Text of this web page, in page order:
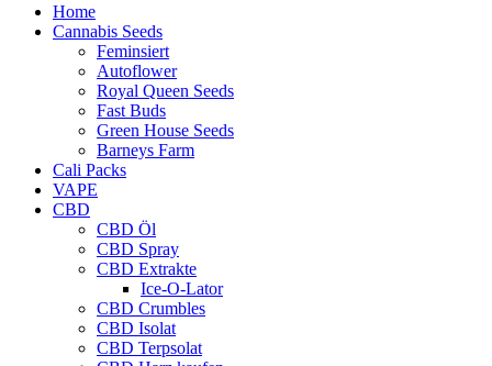
Home
Cannabis Seeds
Feminsiert
Autoflower
Royal Queen Seeds
Fast Buds
Green House Seeds
Barneys Farm
Cali Packs
VAPE
CBD
CBD Öl
CBD Spray
CBD Extrakte
Ice-O-Lator
CBD Crumbles
CBD Isolat
CBD Terpsolat